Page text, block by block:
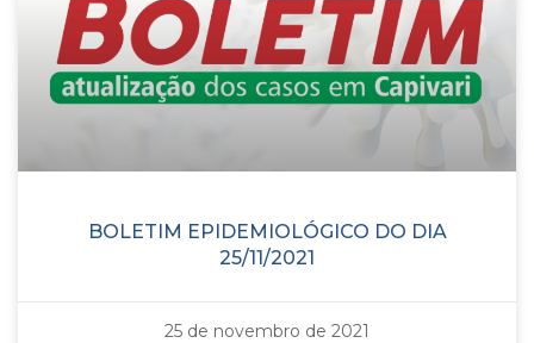
BOLETIM EPIDEMIOLÓGICO DO DIA
25/11/2021
25 de novembro de 2021